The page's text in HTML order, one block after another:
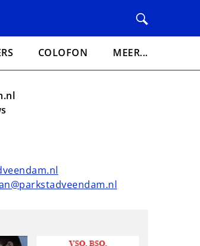
COLOFON MEER...